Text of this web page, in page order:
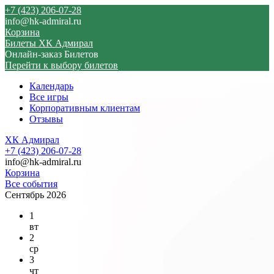
+7 (423) 206-07-28
info@hk-admiral.ru
Корзина
Билеты ХК Адмирал
Онлайн-заказ Билетов
Перейти к выбору билетов
Календарь
Все игры
Корпоративным клиентам
Отзывы
ХК Адмирал
+7 (423) 206-07-28
info@hk-admiral.ru
Корзина
Все события
Сентябрь 2026
1
вт
2
ср
3
чт